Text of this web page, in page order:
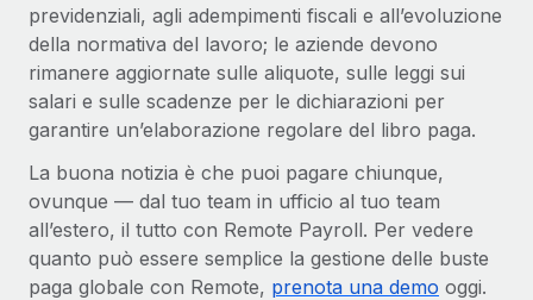
previdenziali, agli adempimenti fiscali e all’evoluzione
della normativa del lavoro; le aziende devono
rimanere aggiornate sulle aliquote, sulle leggi sui
salari e sulle scadenze per le dichiarazioni per
garantire un’elaborazione regolare del libro paga.
La buona notizia è che puoi pagare chiunque,
ovunque — dal tuo team in ufficio al tuo team
all’estero, il tutto con Remote Payroll. Per vedere
quanto può essere semplice la gestione delle buste
paga globale con Remote, prenota una demo oggi.